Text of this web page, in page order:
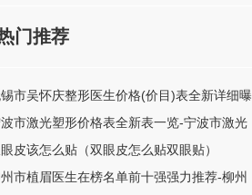
门推荐
市吴怀庆整形医生价格(价目)表全新详细曝
市激光塑形价格表全新表一览-宁波市激光
价格行情
皮该怎么贴（双眼皮怎么贴双眼贴）
市植眉医生在榜名单前十强强力推荐-柳州